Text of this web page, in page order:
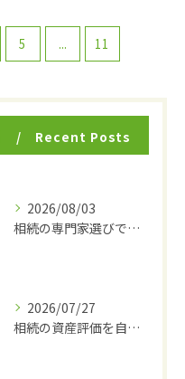
5 ... 11
Recent Posts
2026/08/03
相続の専門家選びで東京都品川区小山で後悔しないための費用と頼れる相談先ガイド
2026/07/27
相続の資産評価を自力で正確に行うための実践手順と固定資産税評価額・路線価の活用法